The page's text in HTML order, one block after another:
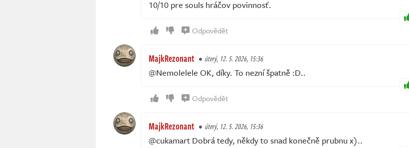
10/10 pre souls hráčov povinnosť.
Odpovědět
MajkRezonant úterý, 12. 5. 2026, 15:36
@Nemolelele OK, díky. To nezní špatně :D..
Odpovědět
MajkRezonant úterý, 12. 5. 2026, 15:36
@cukamart Dobrá tedy, někdy to snad konečně prubnu x)..